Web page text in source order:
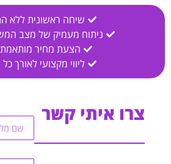
שיחה ראשונית ללא
ניתוח מעמיק של מצב
הצעת מחיר
ליווי מקצועי לאורך
צרו איתי קשר